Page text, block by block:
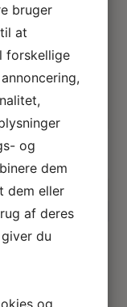
bruger
at
forskellige
og
dem
dem eller
af deres
du
og